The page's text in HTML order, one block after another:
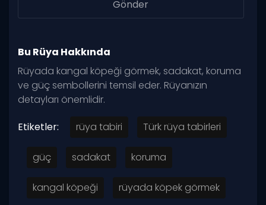
Bu Rüya Hakkında
Rüyada kangal köpeği görmek, sadakat, koruma
ve güç sembollerini temsil eder. Rüyanızın
detayları önemlidir.
Etiketler:
rüya tabiri Türk rüya tabirleri
güç sadakat koruma
kangal köpeği rüyada köpek görmek